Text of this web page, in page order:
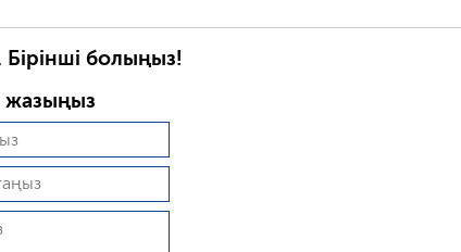
Бірінші болыңыз!
жазыңыз